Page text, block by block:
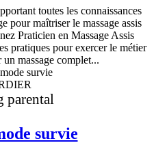
toutes les connaissances
pour maîtriser le massage assis
Praticien en Massage Assis
pratiques pour exercer le métier
un massage complet...
parental
survie